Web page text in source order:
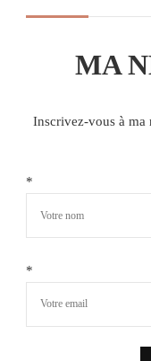
MA
Inscrivez-vous à ma
*
*